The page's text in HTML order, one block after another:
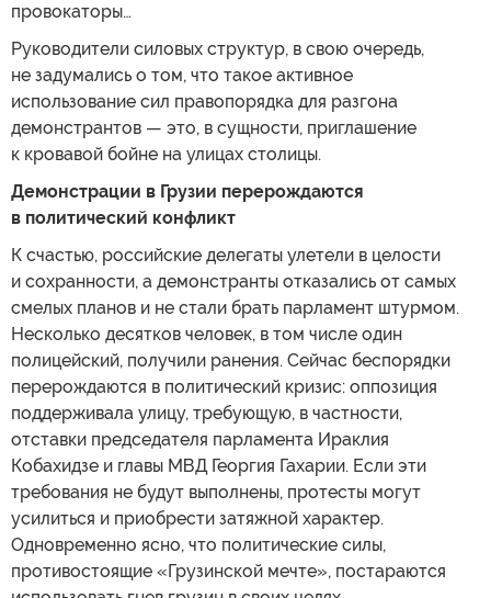
провокаторы…
Руководители силовых структур, в свою очередь,
не задумались о том, что такое активное
использование сил правопорядка для разгона
демонстрантов — это, в сущности, приглашение
к кровавой бойне на улицах столицы.
Демонстрации в Грузии перерождаются
в политический конфликт
К счастью, российские делегаты улетели в целости
и сохранности, а демонстранты отказались от самых
смелых планов и не стали брать парламент штурмом.
Несколько десятков человек, в том числе один
полицейский, получили ранения. Сейчас беспорядки
перерождаются в политический кризис: оппозиция
поддерживала улицу, требующую, в частности,
отставки председателя парламента Ираклия
Кобахидзе и главы МВД Георгия Гахарии. Если эти
требования не будут выполнены, протесты могут
усилиться и приобрести затяжной характер.
Одновременно ясно, что политические силы,
противостоящие «Грузинской мечте», постараются